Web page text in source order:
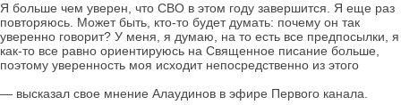
Я больше чем уверен, что СВО в этом году завершится. Я еще раз
повторяюсь. Может быть, кто-то будет думать: почему он так
уверенно говорит? У меня, я думаю, на то есть все предпосылки, я
как-то все равно ориентируюсь на Священное писание больше,
поэтому уверенность моя исходит непосредственно из этого
— высказал свое мнение Алаудинов в эфире Первого канала.